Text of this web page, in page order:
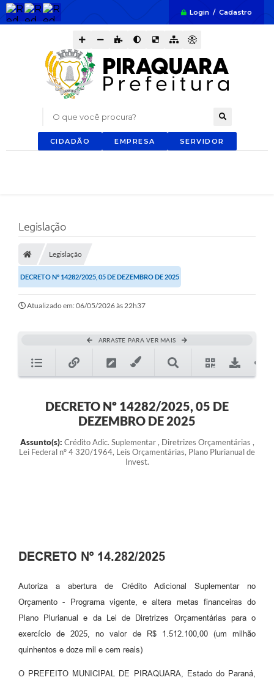
Login / Cadastro
O que você procura?
CIDADÃO EMPRESA SERVIDOR
Legislação
Legislação
DECRETO Nº 14282/2025, 05 DE DEZEMBRO DE 2025
Atualizado em: 06/05/2026 às 22h37
ARRASTE PARA VER MAIS
DECRETO Nº 14282/2025, 05 DE
DEZEMBRO DE 2025
Assunto(s): Crédito Adic. Suplementar , Diretrizes Orçamentárias ,
Lei Federal nº 4 320/1964, Leis Orçamentárias, Plano Plurianual de
Invest.
DECRETO Nº 14.282/2025
Autoriza a abertura de Crédito Adicional Suplementar no
Orçamento - Programa vigente, e altera metas financeiras do
Plano Plurianual e da Lei de Diretrizes Orçamentárias para o
exercício de 2025, no valor de R$ 1.512.100,00 (um milhão
quinhentos e doze mil e cem reais)
O PREFEITO MUNICIPAL DE PIRAQUARA, Estado do Paraná,